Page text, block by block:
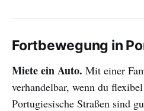
Fortbewegung in
Miete ein Auto. Mit einer
verhandelbar, wenn du
Portugiesische Straßen sind